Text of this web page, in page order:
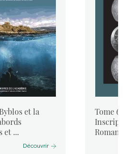
et la
et ...
Découvrir
Tome 64. «
Romanae ...